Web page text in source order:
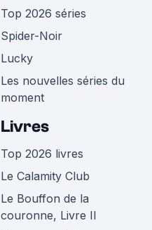
Top 2026 séries
Spider-Noir
Lucky
Les nouvelles séries du
moment
Livres
Top 2026 livres
Le Calamity Club
Le Bouffon de la
couronne, Livre II